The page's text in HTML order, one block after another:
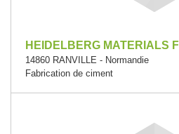
HEIDELBERG MATERIALS
14860 RANVILLE - Normandie
Fabrication de ciment